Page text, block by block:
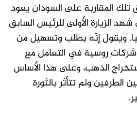
تلك المقاربة على السودان يعود
2017 الذي شهد الزيارة الأولى للرئيس السابق
ويقول إنّه بطلب وتسهيل من
روسية في التعامل مع
الذهب، وعلى هذا الأساس
ولم تتأثر بالثورة